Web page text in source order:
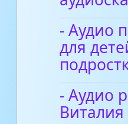
- Аудио
для
- Аудио